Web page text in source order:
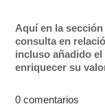
Aquí en la
consulta en
incluso añadido
enriquecer su
0 comentarios